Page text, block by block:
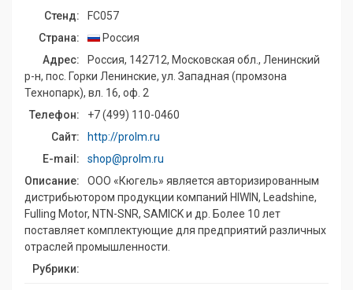
Стенд:
FC057
Страна:
Россия
Адрес:
Россия, 142712, Московская обл., Ленинский
р-н, пос. Горки Ленинские, ул. Западная (промзона
Технопарк), вл. 16, оф. 2
Телефон:
+7 (499) 110-0460
Сайт:
http://prolm.ru
E-mail:
shop@prolm.ru
Описание:
ООО «Кюгель» является авторизированным
дистрибьютором продукции компаний HIWIN, Leadshine,
Fulling Motor, NTN-SNR, SAMICK и др. Более 10 лет
поставляет комплектующие для предприятий различных
отраслей промышленности.
Рубрики: